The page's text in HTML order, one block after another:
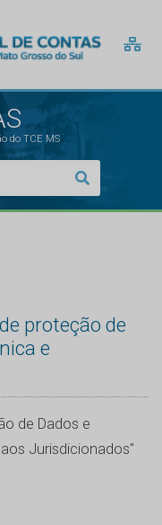
do TCE MS
proteção de
e
de Dados e
Jurisdicionados"